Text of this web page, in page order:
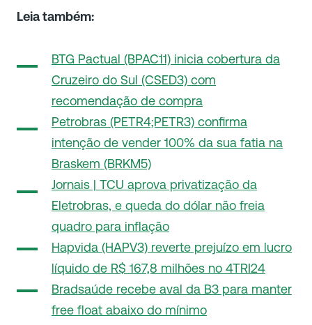
Leia também:
BTG Pactual (BPAC11) inicia cobertura da
Cruzeiro do Sul (CSED3) com
recomendação de compra
Petrobras (PETR4;PETR3) confirma
intenção de vender 100% da sua fatia na
Braskem (BRKM5)
Jornais | TCU aprova privatização da
Eletrobras, e queda do dólar não freia
quadro para inflação
Hapvida (HAPV3) reverte prejuízo em lucro
líquido de R$ 167,8 milhões no 4TRI24
Bradsaúde recebe aval da B3 para manter
free float abaixo do mínimo